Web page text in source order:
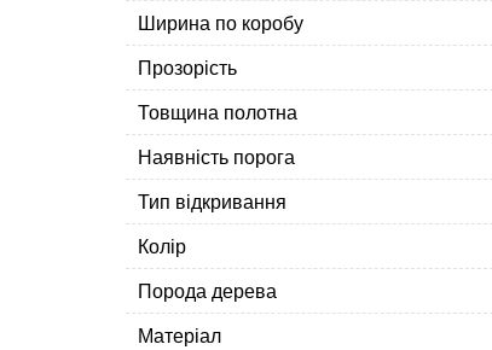
Ширина по коробу
Прозорість
Товщина полотна
Наявність порога
Тип відкривання
Колір
Порода дерева
Матеріал